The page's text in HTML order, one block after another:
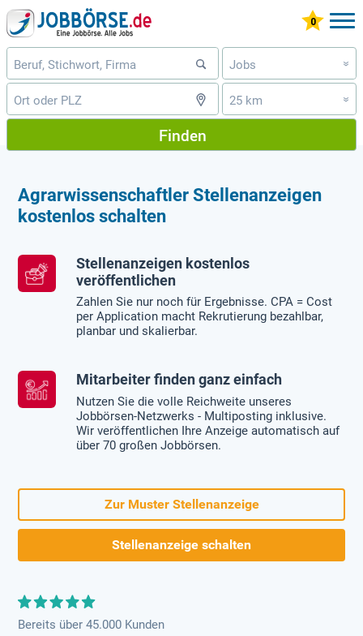
Jobs »
25 km »
Finden
Agrarwissenschaftler Stellenanzeigen
kostenlos schalten
Stellenanzeigen kostenlos
veröffentlichen
Zahlen Sie nur noch für Ergebnisse. CPA = Cost
per Application macht Rekrutierung bezahlbar,
planbar und skalierbar.
Mitarbeiter finden ganz einfach
Nutzen Sie die volle Reichweite unseres
Jobbörsen-Netzwerks - Multiposting inklusive.
Wir veröffentlichen Ihre Anzeige automatisch auf
über 70 großen Jobbörsen.
Zur Muster Stellenanzeige
Stellenanzeige schalten
Bereits über 45.000 Kunden